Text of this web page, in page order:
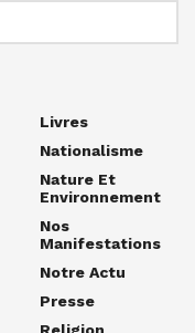
Livres
Nationalisme
Nature Et
Environnement
Nos
Manifestations
Notre Actu
Presse